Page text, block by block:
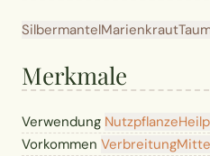
SilbermantelMarienkraut
Merkmale
Verwendung Nutzpflanze
Vorkommen Verbreitung